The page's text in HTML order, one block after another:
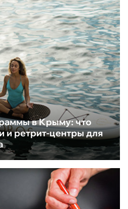
в Крыму: что
и ретрит-центры для